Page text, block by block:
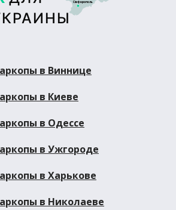
Сімферополь
в Виннице
в Киеве
в Одессе
в Ужгороде
в Харькове
в Николаеве